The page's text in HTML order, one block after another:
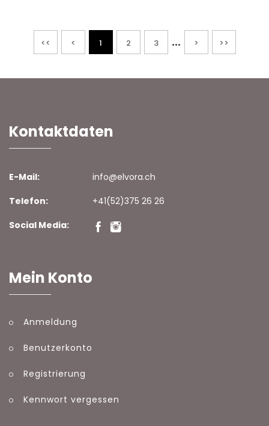
<< < 1 2 3 ... > >>
Kontaktdaten
E-Mail:
info@elvora.ch
Telefon:
+41(52)375 26 26
Social Media:
Mein Konto
Anmeldung
Benutzerkonto
Registrierung
Kennwort vergessen